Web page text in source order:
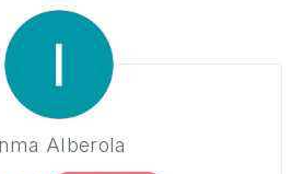
Alberola